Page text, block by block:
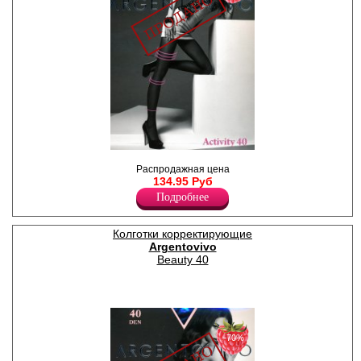
шортиками, ластовица,
укрепленный мысок. Легкий
массажный эффект.
Плотность 40ден
Лайкра 12%
Полиамид 88%
Распродажная цена
134.95 Руб
Подробнее
Колготки корректирующие
Argentovivo
Beauty 40
−70%